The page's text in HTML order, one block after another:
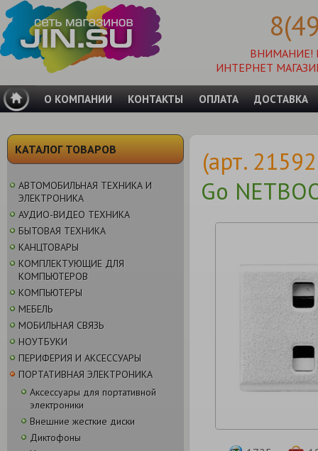
ВНИМАНИЕ!
ИНТЕРНЕТ
О КОМПАНИИ КОНТАКТЫ ОПЛАТА ДОСТАВКА
КАТАЛОГ ТОВАРОВ
АВТОМОБИЛЬНАЯ ТЕХНИКА И
ЭЛЕКТРОНИКА
АУДИО-ВИДЕО ТЕХНИКА
БЫТОВАЯ ТЕХНИКА
КАНЦТОВАРЫ
КОМПЛЕКТУЮЩИЕ ДЛЯ
КОМПЬЮТЕРОВ
КОМПЬЮТЕРЫ
МЕБЕЛЬ
МОБИЛЬНАЯ СВЯЗЬ
НОУТБУКИ
ПЕРИФЕРИЯ И АКСЕССУАРЫ
ПОРТАТИВНАЯ ЭЛЕКТРОНИКА
Аксессуары для портативной
электроники
Внешние жесткие диски
Диктофоны
(арт.
Go